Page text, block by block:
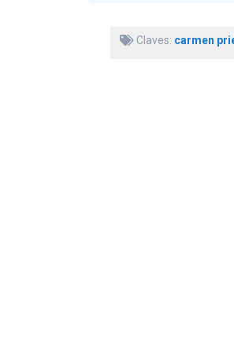
Claves: carmen